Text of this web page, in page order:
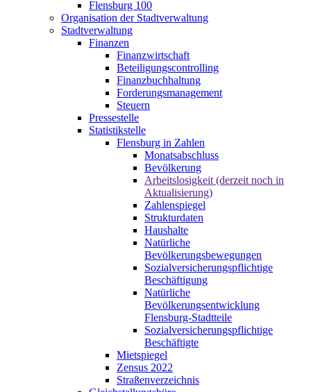
Flensburg 100
Organisation der Stadtverwaltung
Stadtverwaltung
Finanzen
Finanzwirtschaft
Beteiligungscontrolling
Finanzbuchhaltung
Forderungsmanagement
Steuern
Pressestelle
Statistikstelle
Flensburg in Zahlen
Monatsabschluss
Bevölkerung
Arbeitslosigkeit (derzeit noch in
Aktualisierung)
Zahlenspiegel
Strukturdaten
Haushalte
Natürliche
Bevölkerungsbewegungen
Sozialversicherungspflichtige
Beschäftigung
Natürliche
Bevölkerungsentwicklung
Flensburg-Stadtteile
Sozialversicherungspflichtige
Beschäftigte
Mietspiegel
Zensus 2022
Straßenverzeichnis